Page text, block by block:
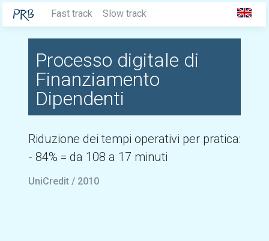
Fast track Slow track
Processo digitale di
Finanziamento
Dipendenti
Riduzione dei tempi operativi per pratica:
- 84% = da 108 a 17 minuti
UniCredit / 2010